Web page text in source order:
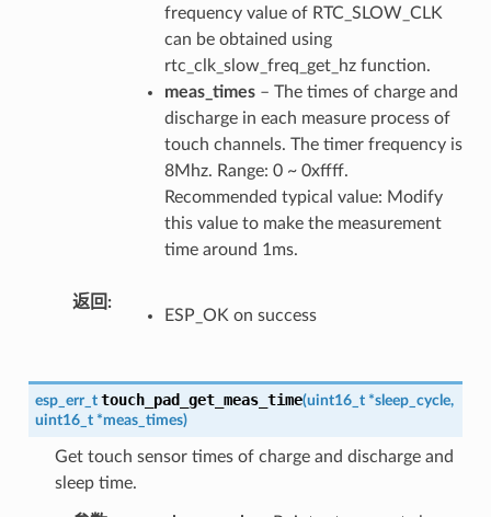
frequency value of RTC_SLOW_CLK
can be obtained using
rtc_clk_slow_freq_get_hz function.
meas_times– The times of charge and
discharge in each measure process of
touch channels. The timer frequency is
8Mhz. Range: 0 ~ 0xffff.
Recommended typical value: Modify
this value to make the measurement
time around 1ms.
返回
ESP_OK on success
esp_err_t touch_pad_get_meas_time(uint16_t *sleep_cycle,
uint16_t *meas_times)
Get touch sensor times of charge and discharge and
sleep time.